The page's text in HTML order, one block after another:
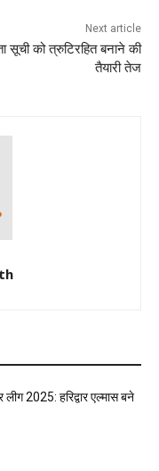
Next article
सूची को त्रुटिरहित बनाने की
तैयारी तेज
2025: हरिद्वार एल्मास बने